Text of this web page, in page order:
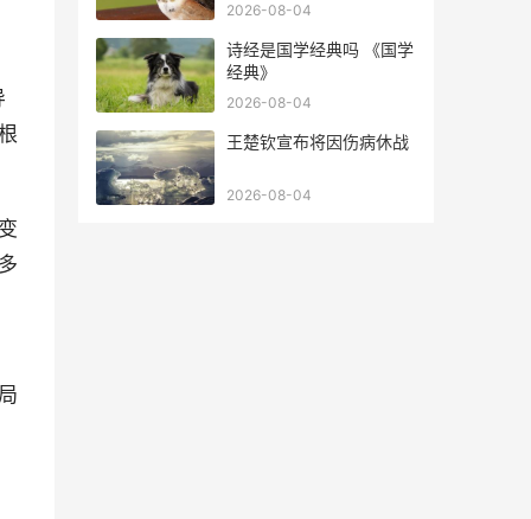
2026-08-04
诗经是国学经典吗 《国学
经典》
2026-08-04
王楚钦宣布将因伤病休战
2026-08-04